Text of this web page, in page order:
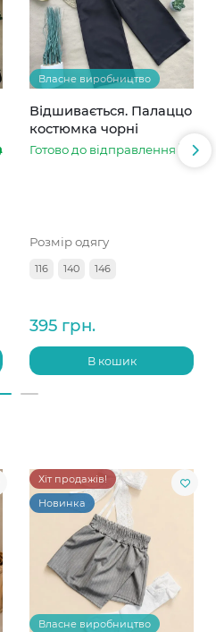
Власне виробництво
Відшивається. Палаццо
костюмка чорні
Готово до відправлення
Розмір одягу
116 140 146
395 грн.
В кошик
Хіт продажів!
Новинка
Власне виробництво